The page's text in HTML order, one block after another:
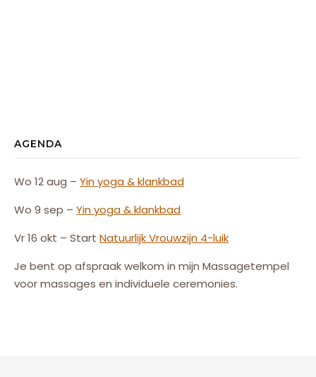
AGENDA
Wo 12 aug – Yin yoga & klankbad
Wo 9 sep – Yin yoga & klankbad
Vr 16 okt – Start NatuurlijkVrouwzijn 4-luik
Je bent op afspraak welkom in mijn Massagetempel
voor massages en individuele ceremonies.